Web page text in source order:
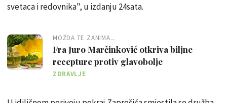
svetaca i redovnika", u izdanju 24sata.
MOŽDA TE ZANIMA...
Fra Juro Marčinković otkriva biljne
recepture protiv glavobolje
ZDRAVLJE